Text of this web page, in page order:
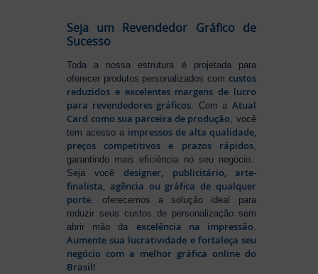
Seja um Revendedor Gráfico de
Sucesso
Toda a nossa estrutura é projetada para
oferecer produtos personalizados com custos
reduzidos e excelentes margens de lucro
para revendedores gráficos . Com a Atual
Card como sua parceira de produção , você
tem acesso a impressos de alta qualidade,
preços competitivos e prazos rápidos,
garantindo mais eficiência no seu negócio.
Seja vocêdesigner, publicitário, arte-
finalista, agência ou gráfica de qualquer
porte , oferecemos a solução ideal para
reduzir seus custos de personalização sem
abrir mão da excelência na impressão
Aumente sua lucratividade e fortaleça seu
negócio com a melhor gráfica online do
Brasil!